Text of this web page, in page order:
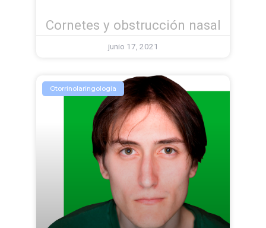
Cornetes y obstrucción nasal
junio 17, 2021
Otorrinolaringología